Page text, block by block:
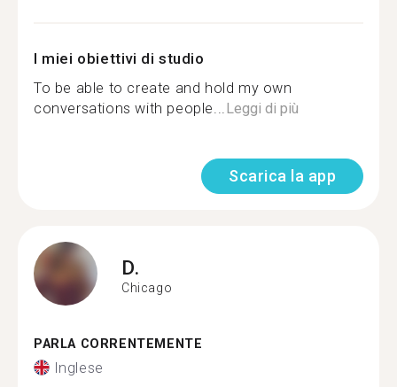
I miei obiettivi di studio
To be able to create and hold my own
conversations with people...Leggi di più
Scarica la app
D.
Chicago
PARLA CORRENTEMENTE
Inglese